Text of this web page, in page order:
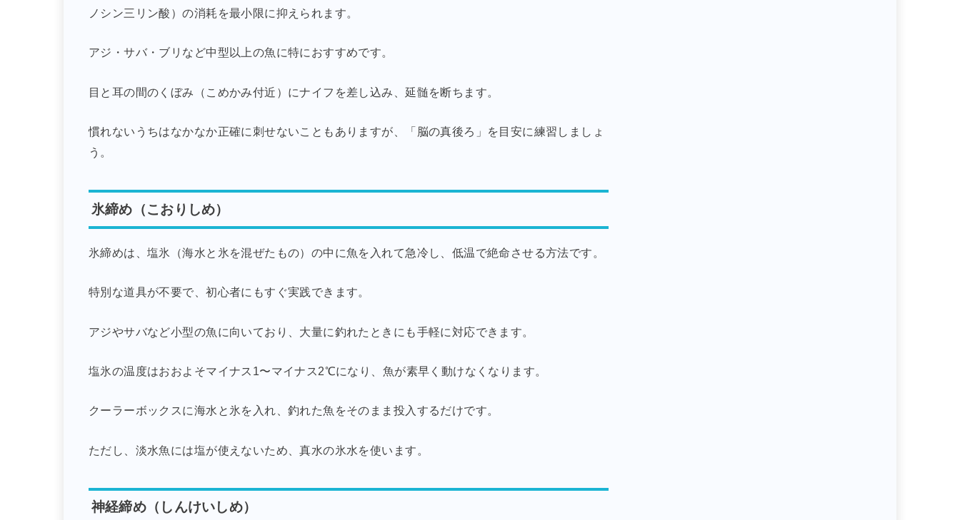
ノシン三リン酸）の消耗を最小限に抑えられます。
アジ・サバ・ブリなど中型以上の魚に特におすすめです。
目と耳の間のくぼみ（こめかみ付近）にナイフを差し込み、延髄を断ちます。
慣れないうちはなかなか正確に刺せないこともありますが、「脳の真後ろ」を目安に練習しましょ
う。
氷締め（こおりしめ）
氷締めは、塩氷（海水と氷を混ぜたもの）の中に魚を入れて急冷し、低温で絶命させる方法です。
特別な道具が不要で、初心者にもすぐ実践できます。
アジやサバなど小型の魚に向いており、大量に釣れたときにも手軽に対応できます。
塩氷の温度はおおよそマイナス1〜マイナス2℃になり、魚が素早く動けなくなります。
クーラーボックスに海水と氷を入れ、釣れた魚をそのまま投入するだけです。
ただし、淡水魚には塩が使えないため、真水の氷水を使います。
神経締め（しんけいしめ）